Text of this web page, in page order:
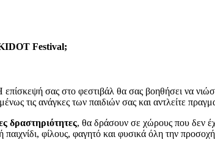
KIDOT Festival;
επίσκεψή σας στο φεστιβάλ θα σας βοηθήσει να
τις ανάγκες των παιδιών σας και αντλείτε
δραστηριότητες, θα δράσουν σε χώρους που δεν
φίλους, φαγητό και φυσικά όλη την